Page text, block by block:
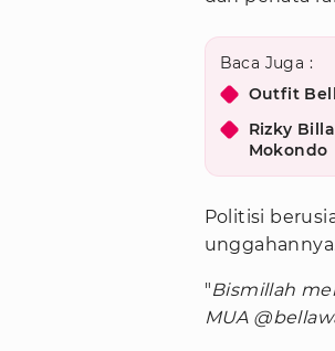
Baca Juga :
Outfit
Rizky
Mokondo
Politisi
"Bismillah
MUA